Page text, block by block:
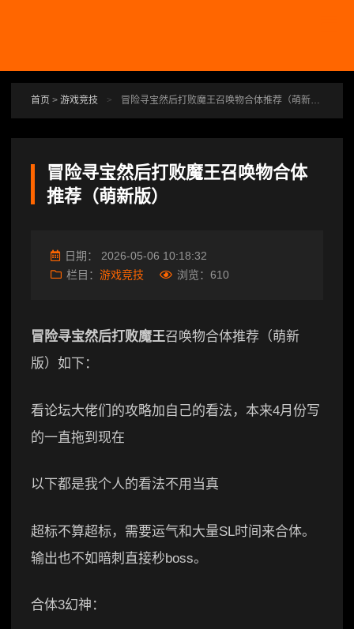
首页 > 游戏竞技 > 冒险寻宝然后打败魔王召唤物合体推荐（萌新版）
冒险寻宝然后打败魔王召唤物合体
推荐（萌新版）
日期： 2026-05-06 10:18:32
栏目： 游戏竞技 浏览： 610
冒险寻宝然后打败魔王召唤物合体推荐（萌新
版）如下：
看论坛大佬们的攻略加自己的看法，本来4月份写
的一直拖到现在
以下都是我个人的看法不用当真
超标不算超标，需要运气和大量SL时间来合体。
输出也不如暗刺直接秒boss。
合体3幻神：